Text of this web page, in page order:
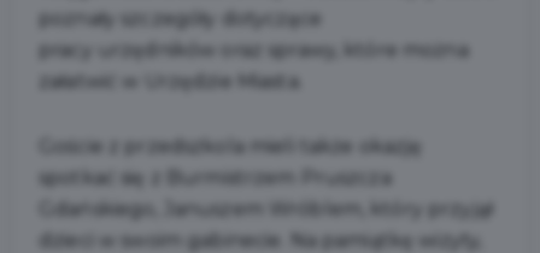
poznały szczegóły dotyczące
pracy urzędników oraz sprawy, które można
załatwić w Urzędzie Miasta.
Goście z przedszkola mieli także okazję
spotkać się z Burmistrzem Pruszcza
Gdańskiego, Januszem Wróblem, który przyjął
dzieci w swoim gabinecie. Na pamiątkę wizyty,